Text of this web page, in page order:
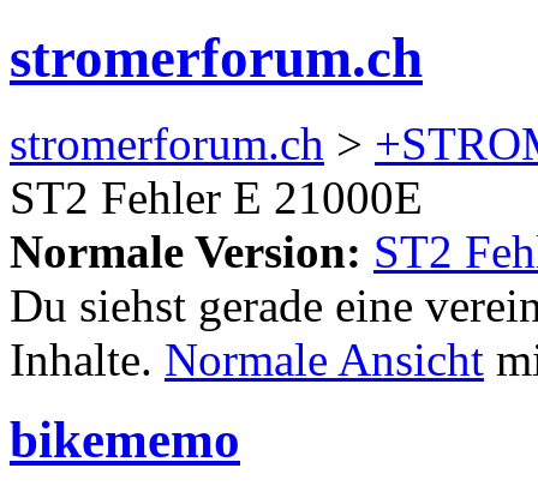
stromerforum.ch
stromerforum.ch >
ST2 Fehler E 21000E
Normale Version: ST2
Du siehst gerade eine
Inhalte. Normale Ansicht
bikememo